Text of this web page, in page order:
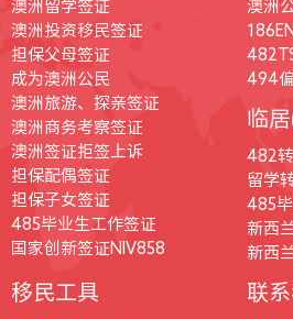
澳洲留学签证
澳洲投资移民签证
担保父母签证
成为澳洲公民
澳洲旅游、探亲签证
澳洲商务考察签证
澳洲签证拒签上诉
担保配偶签证
担保子女签证
485毕业生工作签证
国家创新签证NIV858
澳洲
494
临
482转
留学
485
新西
新西
移民工具 联